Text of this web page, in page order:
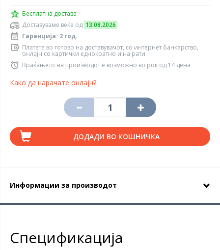
Бесплатна достава
Доставуваме веќе од 13.08.2026
Гаранција: 2 год.
Платете во готово на доставувачот, со интернет банкарство,
онлајн со картички еднократно и на рати
Враќањето на производот е возможно во рок од 14 дена
Како да нарачате онлајн?
ДОДАДИ ВО КОШНИЧКА
Информации за производот
Спецификација